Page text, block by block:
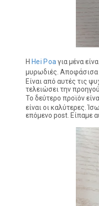
H Hei Poa για μένα
μυρωδιές. Αποφάσισα
Είναι από αυτές τις
τελειώσει την
Το δεύτερο προϊόν
είναι οι καλύτερες.
επόμενο post. Είπαμε